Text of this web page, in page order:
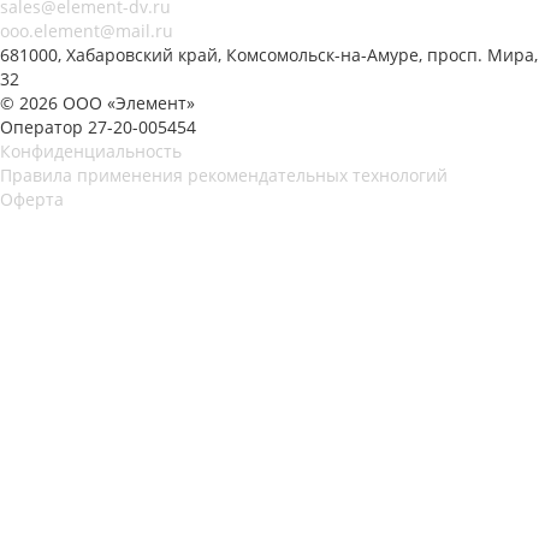
sales@element-dv.ru
ooo.element@mail.ru
681000, Хабаровский край, Комсомольск-на-Амуре, просп. Мира,
32
© 2026 ООО «Элемент»
Оператор 27-20-005454
Конфиденциальность
Правила применения рекомендательных технологий
Оферта